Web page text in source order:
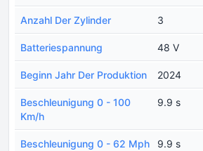
Anzahl Der Zylinder 3
Batteriespannung 48 V
Beginn Jahr Der Produktion 2024
Beschleunigung 0 - 100
Km/h
9.9 s
Beschleunigung 0 - 62 Mph 9.9 s